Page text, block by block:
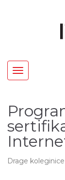
Toggle
navigation
Drage